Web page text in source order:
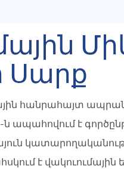
Սարք
հանրահայտ
ն ապահովում է
է վակուումային